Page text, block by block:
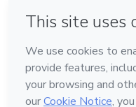
Hecho con❤ en Ciudad
Conoce Hotmart